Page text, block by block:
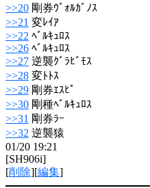
>>20 剛券ｳﾞｫﾙｶﾞﾉｽ
>>21 変ﾚｲｱ
>>22 ﾍﾞﾙｷｭﾛｽ
>>26 ﾍﾞﾙｷｭﾛｽ
>>27 逆襲ｸﾞﾗﾋﾞﾓｽ
>>28 変ﾄﾄｽ
>>29 剛券ｴｽﾋﾟ
>>30 剛種ﾍﾞﾙｷｭﾛｽ
>>31 剛券ﾗｰ
>>32 逆襲猿
01/20 19:21
[SH906i]
[削除][編集]